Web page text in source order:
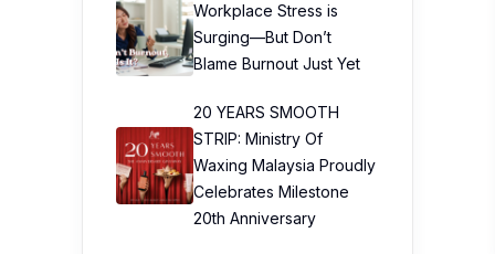
Workplace Stress is
Surging—But Don’t
Blame Burnout Just Yet
20 YEARS SMOOTH
STRIP: Ministry Of
Waxing Malaysia Proudly
Celebrates Milestone
20th Anniversary